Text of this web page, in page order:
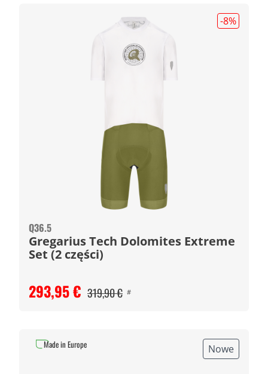
-8%
Q36.5
Gregarius Tech Dolomites Extreme
Set (2 części)
293,95 € 319,90 € #
Nowe
Made in Europe